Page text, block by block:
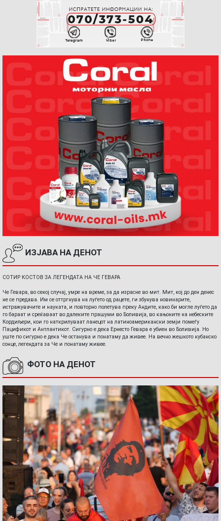
ИЗЈАВА НА ДЕНОТ
СОТИР КОСТОВ ЗА ЛЕГЕНДАТА НА ЧЕ ГЕВАРА
Че Гевара, во секој случај, умре на време, за да израсне во мит. Мит, кој до ден денес
не се предава. Им се оттргнува на луѓето од рацете, ги збунува новинарите,
истражувачите и науката, и повторно полетува преку Андите, како би могле луѓето да
го бараат и среќаваат во далеките прашуми во Боливија, во кањоните на небеските
Кордиљери, кои го наткрилуваат ланецот на латиноамерикански земји помеѓу
Пацификот и Антлантикот. Сигурно е дека Ернесто Гевара е убиен во Боливија. Но
уште по сигурно е дека Че останува и понатаму да живее. На вечно жешкото кубанско
сонце, легендата за Че и понатаму живее.
ФОТО НА ДЕНОТ